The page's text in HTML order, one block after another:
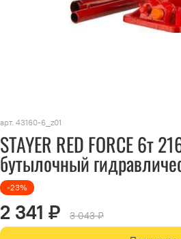
арт. 43160-6_z01
STAYER RED FORCE 6т
бутылочный
-23%
2 341 ₽
3 043 ₽